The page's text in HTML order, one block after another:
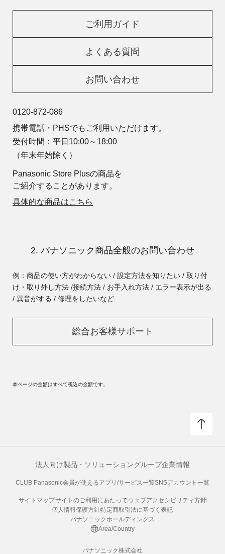
ご利用ガイド
よくある質問
お問い合わせ
0120-872-086
携帯電話・PHSでもご利用いただけます。
受付時間：平日10:00～18:00
（年末年始除く）
Panasonic Store Plusの商品を
ご紹介することがあります。
具体的な商品はこちら
2. パナソニック商品全般のお問い合わせ
例：商品の使い方がわからない / 設定方法を知りたい / 取り付
け・取り外し方法 /接続方法 / お手入れ方法 / エラー表示が出る
/ 異音がする / 修理をしたいなど
総合お客様サポート
本ページの金額はすべて税込の金額です。
法人向け製品・ソリューショングループ企業情報
CLUB Panasonic会員が使えるアプリ/サービス一覧SNSアカウント一覧
サイトマップサイトのご利用にあたって ウェブアクセシビリティ方針
個人情報保護方針特定商取引法に基づく表記
パナソニックホールディングス
Area/Country
パナソニック株式会社